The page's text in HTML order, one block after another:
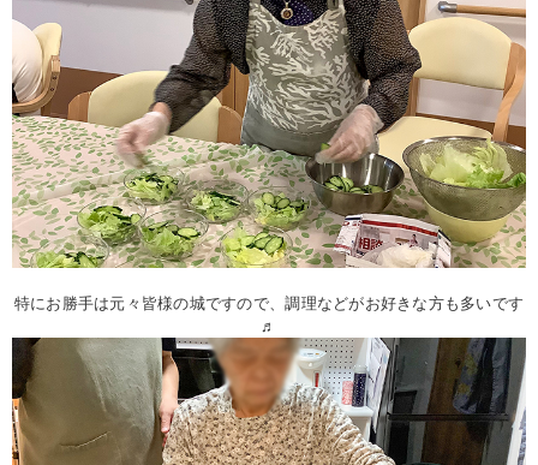
特にお勝手は元々皆様の城ですので、調理などがお好きな方も多いです
♬